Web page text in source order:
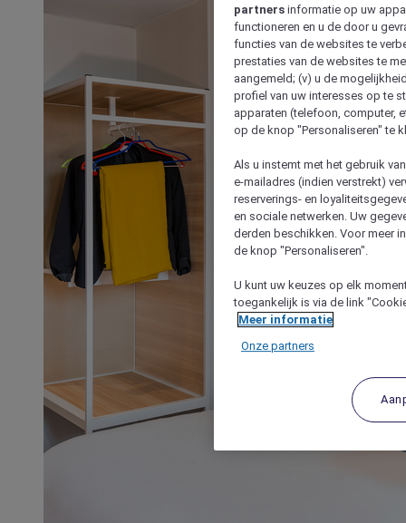
partners informatie op uw
functioneren en u de door u
functies van de websites te
prestaties van de websites te
aangemeld; (v) u de
profiel van uw interesses op te
apparaten (telefoon, computer,
op de knop "Personaliseren" te
Als u instemt met het gebruik
e-mailadres (indien verstrekt)
reserverings- en
en sociale netwerken. Uw
derden beschikken. Voor meer
de knop "Personaliseren".
U kunt uw keuzes op elk
toegankelijk is via de link
Meer informatie
Onze partners